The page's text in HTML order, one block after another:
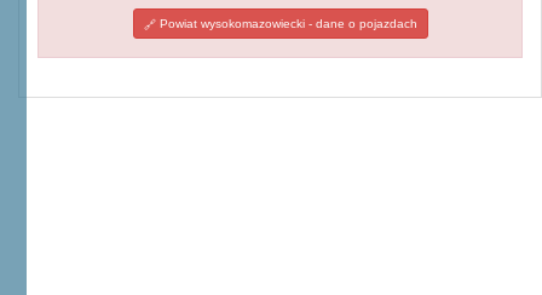
Powiat wysokomazowiecki - dane o pojazdach